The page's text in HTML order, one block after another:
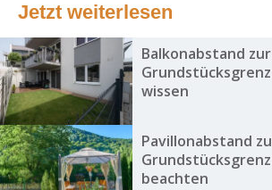
Jetzt weiterlesen
Balkonabstand zur
wissen
Pavillonabstand
beachten